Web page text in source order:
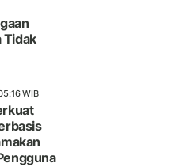
Tidak
WIB